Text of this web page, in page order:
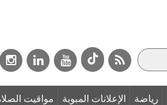
رياضة الإعلانات المبوبة مواقيت